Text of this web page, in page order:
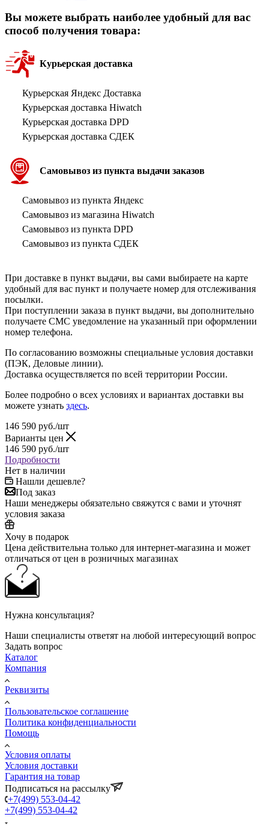
Вы можете выбрать наиболее удобный для вас
способ получения товара:
Курьерская доставка
Курьерская Яндекс Доставка
Курьерская доставка Hiwatch
Курьерская доставка DPD
Курьерская доставка СДЕК
Самовывоз из пункта выдачи заказов
Самовывоз из пункта Яндекс
Самовывоз из магазина Hiwatch
Самовывоз из пункта DPD
Самовывоз из пункта СДЕК
При доставке в пункт выдачи, вы сами выбираете на карте
удобный для вас пункт и получаете номер для отслеживания
посылки.
При поступлении заказа в пункт выдачи, вы дополнительно
получаете СМС уведомление на указанный при оформлении
номер телефона.
По согласованию возможны специальные условия доставки
(ПЭК, Деловые линии).
Доставка осуществляется по всей территории России.
Более подробно о всех условиях и вариантах доставки вы
можете узнать здесь.
146 590 руб./шт
Варианты цен
146 590 руб./шт
Подробности
Нет в наличии
Нашли дешевле?
Под заказ
Наши менеджеры обязательно свяжутся с вами и уточнят
условия заказа
Хочу в подарок
Цена действительна только для интернет-магазина и может
отличаться от цен в розничных магазинах
Нужна консультация?
Наши специалисты ответят на любой интересующий вопрос
Задать вопрос
Каталог
Компания
Реквизиты
Пользовательское соглашение
Политика конфиденциальности
Помощь
Условия оплаты
Условия доставки
Гарантия на товар
Подписаться на рассылку
+7(499) 553-04-42
+7(499) 553-04-42